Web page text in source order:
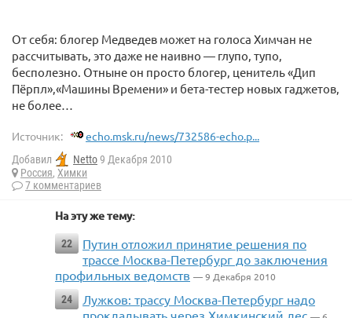
От себя: блогер Медведев может на голоса Химчан не
рассчитывать, это даже не наивно — глупо, тупо,
бесполезно. Отныне он просто блогер, ценитель «Дип
Пёрпл»,«Машины Времени» и бета-тестер новых гаджетов,
не более…
Источник: echo.msk.ru/news/732586-echo.p...
Добавил Netto9 Декабря 2010
Россия, Химки
7 комментариев
На эту же тему:
22
Путин отложил принятие решения по
трассе Москва-Петербург до заключения
профильных ведомств — 9 Декабря 2010
24
Лужков: трассу Москва-Петербург надо